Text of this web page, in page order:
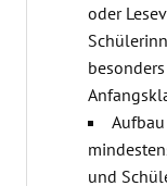
oder
und